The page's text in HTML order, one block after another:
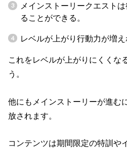
メインストーリークエスト
ることができる。
レベルが上がり行動力が増え
これをレベルが上がりにくくな
う。
他にもメインストーリーが進む
放されます。
コンテンツは期間限定の特訓や